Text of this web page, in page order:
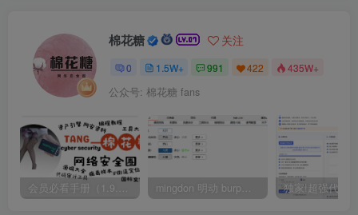
棉花糖 关注
0 1.5W+ 991 422 435W+
公众号: 棉花糖 fans
会员必看手册（1.9.0版本 26.4.5更新） mingdon 明动 burp插件0.2.6版本 本地时间校验去除版